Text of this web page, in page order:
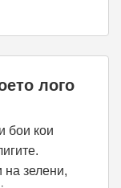
лого
бои кои
на зелени,